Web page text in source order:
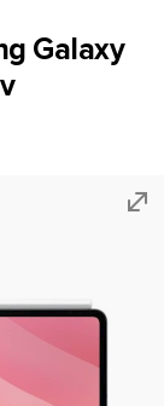
Galaxy